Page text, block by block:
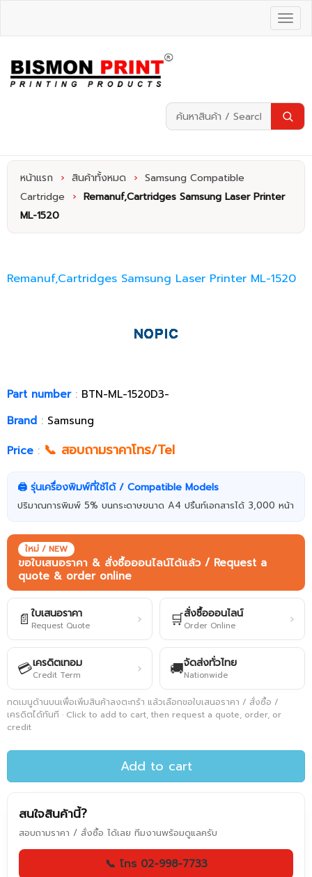
หน้าแรก › สินค้าทั้งหมด › Samsung Compatible
Cartridge
› Remanuf,Cartridges Samsung Laser Printer
ML-1520
Remanuf,Cartridges Samsung Laser Printer ML-1520
Part number: BTN-ML-1520D3-
Brand : Samsung
Price : 📞 สอบถามราคาโทร/Tel
🖨️ รุ่นเครื่องพิมพ์ที่ใช้ได้ / Compatible Models
ปริมาณการพิมพ์ 5% บนกระดาษขนาด A4 ปริ้นท์เอกสารได้ 3,000 หน้า
ใหม่ / NEW
ขอใบเสนอราคา & สั่งซื้อออนไลน์ได้แล้ว / Request a
quote & order online
📄 ใบเสนอราคา
Request Quote › 🛒สั่งซื้อออนไลน์
Order Online ›
💳เครดิตเทอม
Credit Term › 🚚จัดส่งทั่วไทย
Nationwide
กดเมนูด้านบนเพื่อเพิ่มสินค้าลงตะกร้า แล้วเลือกขอใบเสนอราคา / สั่งซื้อ /
เครดิตได้ทันที · Click to add to cart, then request a quote, order, or
credit
Add to cart
สนใจสินค้านี้?
สอบถามราคา / สั่งซื้อ ได้เลย ทีมงานพร้อมดูแลครับ
📞 โทร 02-998-7733